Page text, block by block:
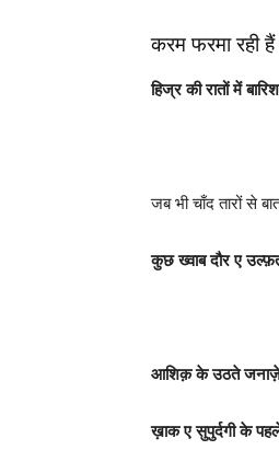
करम फरमा रही
हिज्र की रातों में बारिश
जब भी चाँद तारों से
कुछ ख्वाब दौर ए
आशिक़ के उठते जनाज़े
ख़ाक ए सुपुर्दगी के